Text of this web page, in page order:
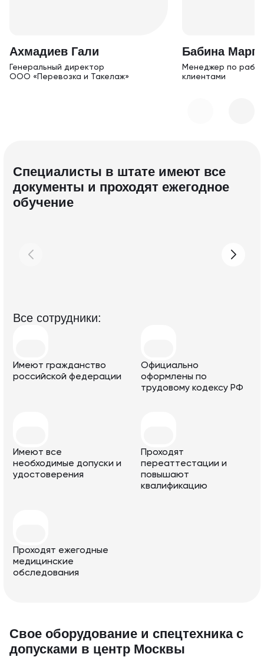
Ахм адиев Гали
Генеральный дирек тор
ООО «Перевозка и Такелаж»
Бабина
Менеджер по
клиентами
Специалисты в штате имеют все
документы и проходят ежегодное
обучение
Все с отрудники:
Имеют гражданство
российской федерации
Официально
оформлены по
трудовому кодексу РФ
Имеют все
необходимые допуски и
удостоверения
Проходят
переаттестации и
повышают
квалификацию
Проходят ежегодные
медицинские
обследования
Свое об орудование и спецтехника с
допусками в центр Москвы